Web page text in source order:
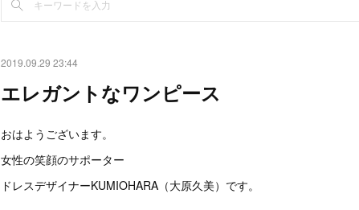
2019.09.29 23:44
エレガントなワンピース
おはようございます。
女性の笑顔のサポーター
ドレスデザイナーKUMIOHARA（大原久美）です。